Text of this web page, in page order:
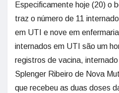
Especificamente hoje (20) o
traz o número de 11
em UTI e nove em
internados em UTI são um
registros de vacina,
Splenger Ribeiro de Nova
que recebeu as duas doses